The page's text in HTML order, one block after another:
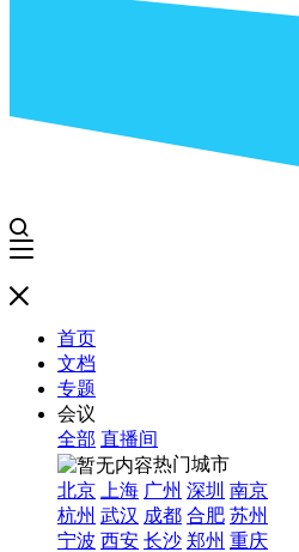
首页
文档
专题
会议
全部 直播间
热门城市
北京
上海 广州 深圳 南京
杭州 武汉 成都 合肥 苏州
宁波 西安 长沙 郑州 重庆